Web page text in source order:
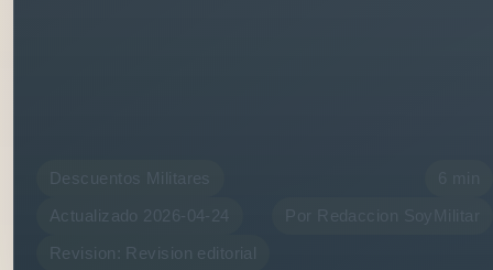
Descuentos Militares
Actualizado 2026-04-24
Revision: Revision editorial